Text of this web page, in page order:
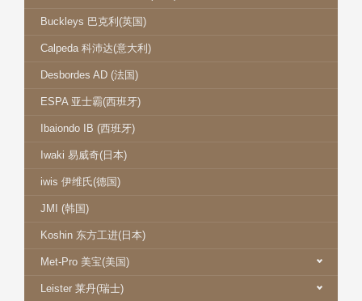
Buckleys 巴克利(英国)
Calpeda 科沛达(意大利)
Desbordes AD (法国)
ESPA 亚士霸(西班牙)
Ibaiondo IB (西班牙)
Iwaki 易威奇(日本)
iwis 伊维氏(德国)
JMI (韩国)
Koshin 东方工进(日本)
Met-Pro 美宝(美国)
Leister 莱丹(瑞士)